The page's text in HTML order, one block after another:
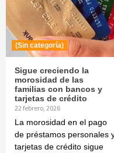
(Sin categoría)
Sigue creciendo la
morosidad de las
familias con bancos y
tarjetas de crédito
22 febrero, 2026
La morosidad en el pago
de préstamos personales
tarjetas de crédito sigue